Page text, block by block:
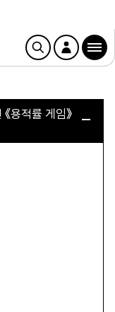
용적률 게임》